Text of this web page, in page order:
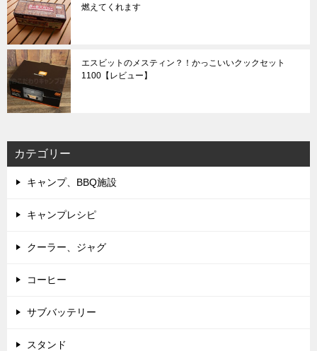
燃えてくれます
エスビットのメスティン？！かっこいいクックセット
1100【レビュー】
カテゴリー
キャンプ、BBQ施設
キャンプレシピ
クーラー、ジャグ
コーヒー
サブバッテリー
スタンド